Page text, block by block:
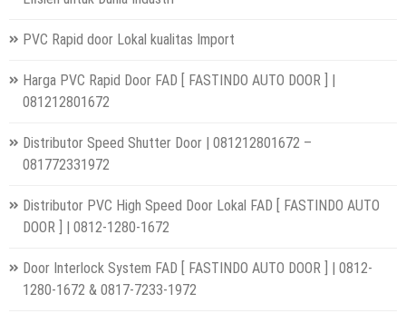
PVC Rapid door Lokal kualitas Import
Harga PVC Rapid Door FAD [ FASTINDO AUTO DOOR ] |
081212801672
Distributor Speed Shutter Door | 081212801672 –
081772331972
Distributor PVC High Speed Door Lokal FAD [ FASTINDO AUTO
DOOR ] | 0812-1280-1672
Door Interlock System FAD [ FASTINDO AUTO DOOR ] | 0812-
1280-1672 & 0817-7233-1972